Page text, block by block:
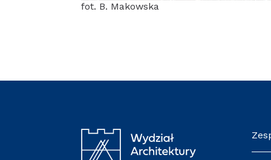
fot. B. Makowska